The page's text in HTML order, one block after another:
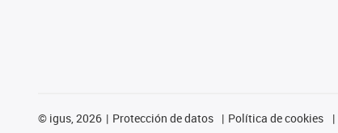
© igus, 2026 Protección de datos Política de cookies